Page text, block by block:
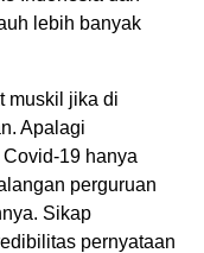
lebih banyak
muskil jika di
Apalagi
19 hanya
perguruan
Sikap
pernyataan